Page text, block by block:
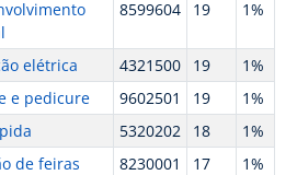
8599604 19 1%
elétrica 4321500 19
1%
e pedicure
9602501 19
1%
5320202 18
1%
de feiras
8230001 17 1%